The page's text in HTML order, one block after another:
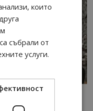
които
събрали от
услуги.